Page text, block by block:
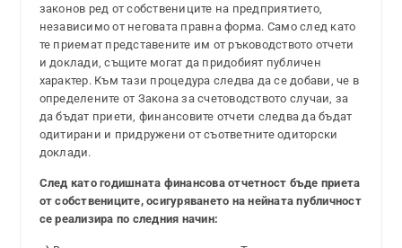
законов ред от собствениците на предприятието,
независимо от неговата правна форма. Само след като
те приемат представените им от ръководството отчети
и доклади, същите могат да придобият публичен
характер. Към тази процедура следва да се добави, че в
определените от Закона за счетоводството случаи, за
да бъдат приети, финансовите отчети следва да бъдат
одитирани и придружени от съответните одиторски
доклади.
След като годишната финансова отчетност бъде приета
от собствениците, осигуряването на нейната публичност
се реализира по следния начин: